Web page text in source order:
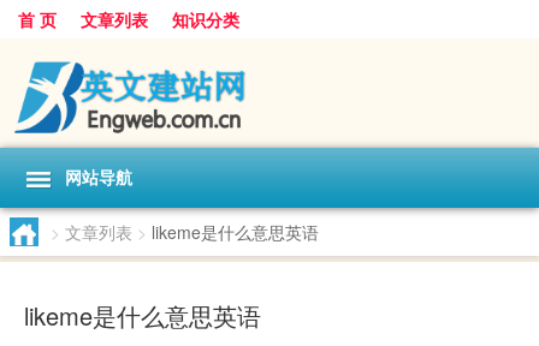
首 页 文章列表 知识分类
网站导航
> 文章列表 > likeme是什么意思英语
likeme是什么意思英语